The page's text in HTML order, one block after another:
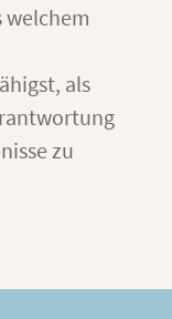
welchem
als
zu